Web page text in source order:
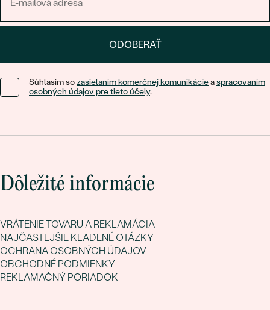
ODOBERAŤ
Súhlasím sozasielaním komerčnej komunikácieaspracovaním
osobných údajov pre tieto účely.
Dôležité informácie
VRÁTENIE TOVARU A REKLAMÁCIA
NAJČASTEJŠIE KLADENÉ OTÁZKY
OCHRANA OSOBNÝCH ÚDAJOV
OBCHODNÉ PODMIENKY
REKLAMAČNÝ PORIADOK